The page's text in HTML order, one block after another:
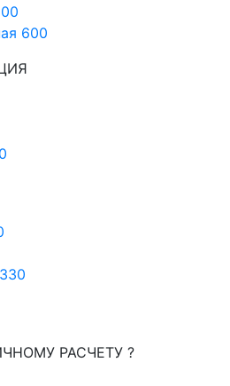
600
330
РАСЧЕТУ ?